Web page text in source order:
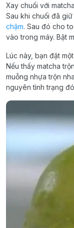
Xay chuối với
Sau khi chuối đã
chậm. Sau đó cho
vào trong máy. Bật
Lúc này, bạn đặt
Nếu thấy matcha
muỗng nhựa trộn
nguyên tình trạng